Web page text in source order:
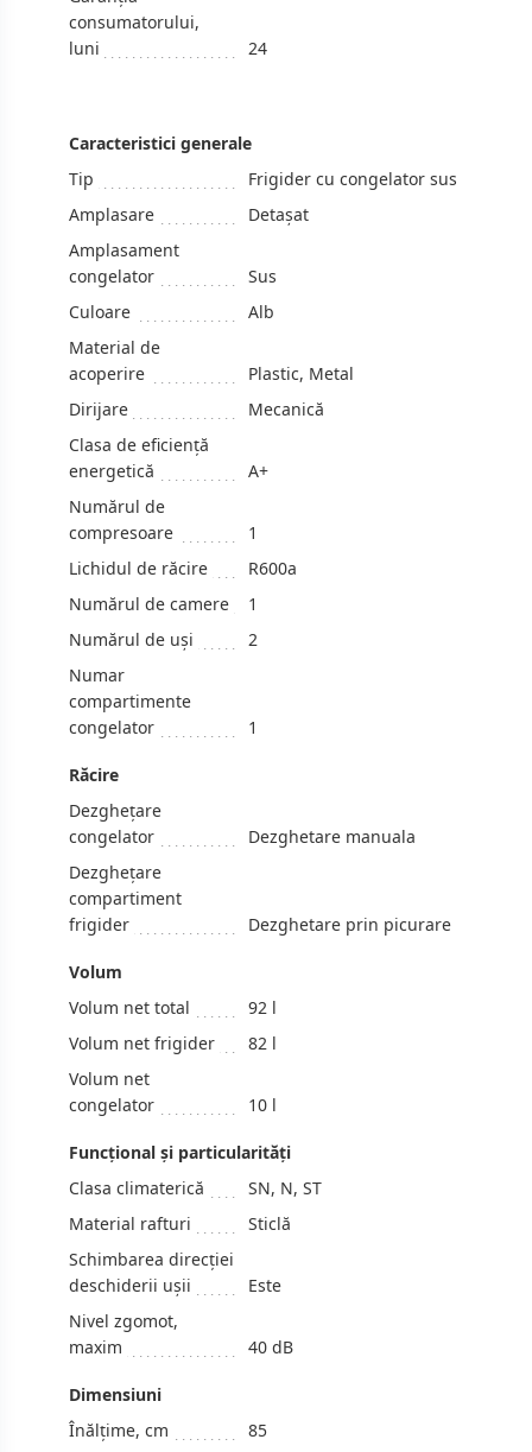
consumatorului,
luni
24
Caracteristici generale
Tip
Frigider cu congelator sus
Amplasare
Detașat
Amplasament
congelator
Sus
Culoare
Alb
Material de
acoperire
Plastic, Metal
Dirijare
Mecanică
Clasa de eficiență
energetică
A+
Numărul de
compresoare
1
Lichidul de răcire
R600a
Numărul de camere
1
Numărul de uși
2
Numar
compartimente
congelator
1
Răcire
Dezghețare
congelator
Dezghetare manuala
Dezghețare
compartiment
frigider
Dezghetare prin picurare
Volum
Volum net total
92 l
Volum net frigider
82 l
Volum net
congelator
10 l
Funcțional și particularități
Clasa climaterică
SN, N, ST
Material rafturi
Sticlă
Schimbarea direcției
deschiderii ușii
Este
Nivel zgomot,
maxim
40 dB
Dimensiuni
Înălțime, cm
85